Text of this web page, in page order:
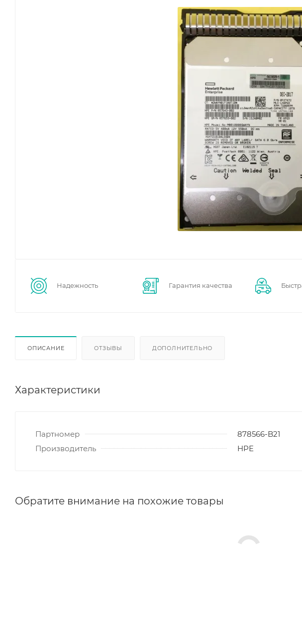
Надежность Гарантия качества
ОПИСАНИЕ ОТЗЫВЫ ДОПОЛНИТЕЛЬНО
Характеристики
Партномер
878566-B21
Производитель
HPE
Обратите внимание на похожие товары